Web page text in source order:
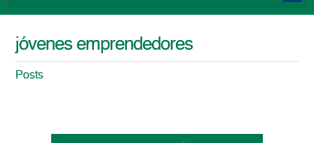
jóvenes emprendedores
Posts